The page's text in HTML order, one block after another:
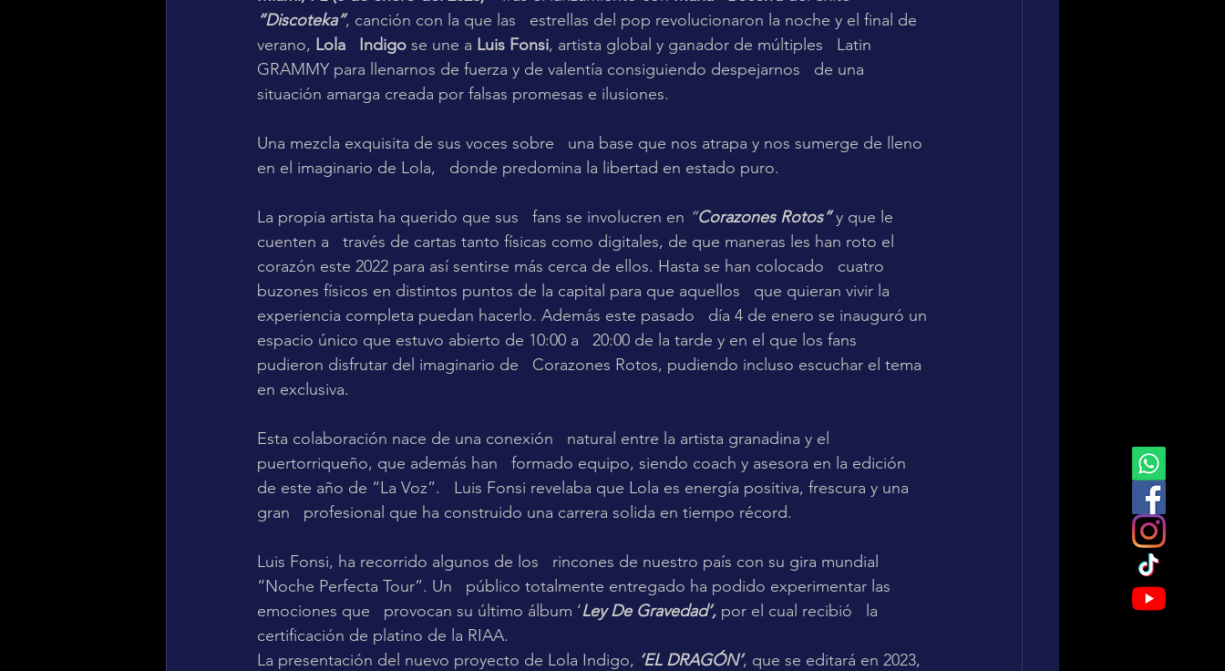
“Discoteka”, canción con la que las   estrellas del pop revolucionaron la noche y el final de
verano, Lola   Indigo se une a Luis Fonsi, artista global y ganador de múltiples   Latin
GRAMMY para llenarnos de fuerza y de valentía consiguiendo despejarnos   de una
situación amarga creada por falsas promesas e ilusiones.
Una mezcla exquisita de sus voces sobre   una base que nos atrapa y nos sumerge de lleno
en el imaginario de Lola,   donde predomina la libertad en estado puro.
La propia artista ha querido que sus   fans se involucren en “Corazones Rotos” y que le
cuenten a   través de cartas tanto físicas como digitales, de que maneras les han roto el
corazón este 2022 para así sentirse más cerca de ellos. Hasta se han colocado   cuatro
buzones físicos en distintos puntos de la capital para que aquellos   que quieran vivir la
experiencia completa puedan hacerlo. Además este pasado   día 4 de enero se inauguró un
espacio único que estuvo abierto de 10:00 a   20:00 de la tarde y en el que los fans
pudieron disfrutar del imaginario de   Corazones Rotos, pudiendo incluso escuchar el tema
en exclusiva.
Esta colaboración nace de una conexión   natural entre la artista granadina y el
puertorriqueño, que además han   formado equipo, siendo coach y asesora en la edición
de este año de “La Voz”.   Luis Fonsi revelaba que Lola es energía positiva, frescura y una
gran   profesional que ha construido una carrera solida en tiempo récord.
Luis Fonsi, ha recorrido algunos de los   rincones de nuestro país con su gira mundial
“Noche Perfecta Tour”. Un   público totalmente entregado ha podido experimentar las
emociones que   provocan su último álbum ‘Ley De Gravedad’, por el cual recibió   la
certificación de platino de la RIAA.
La presentación del nuevo proyecto de Lola Indigo, ‘EL DRAGÓN’, que se editará en 2023,